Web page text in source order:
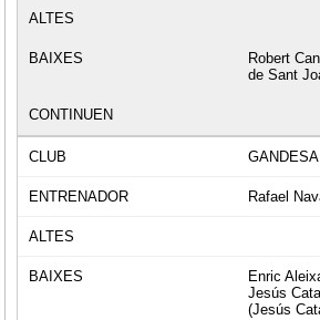
Robert
de Sant
GANDESA
Rafael
Enric
Jesús
(Jesús